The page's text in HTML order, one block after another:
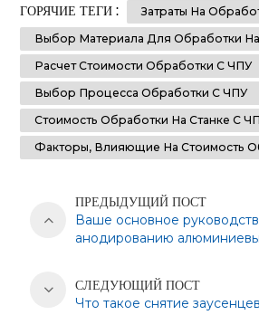
ГОРЯЧИЕ ТЕГИ :
Затраты На
Выбор Материала Для Обработки
Расчет Стоимости Обработки С ЧПУ
Выбор Процесса Обработки С ЧПУ
Стоимость Обработки На Станке С
Факторы, Влияющие На Стоимость
ПРЕДЫДУЩИЙ ПОСТ
Ваше основное
анодированию
СЛЕДУЮЩИЙ ПОСТ
Что такое снятие заусенцев